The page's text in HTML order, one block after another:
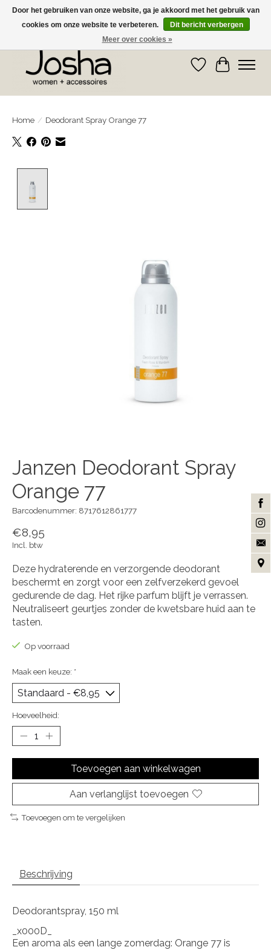
GRATIS OPHALEN IN DE WINKEL EN GRATIS VERZENDING VANAF € 75,00
Verlanglijst
Home / Deodorant Spray Orange 77
Janzen Deodorant Spray
Orange 77
Barcodenummer: 8717612861777
€8,95
Incl. btw
Deze hydraterende en verzorgende deodorant
beschermt en zorgt voor een zelfverzekerd gevoel
gedurende de dag. Het rijke parfum blijft je verrassen.
Neutraliseert geurtjes zonder de kwetsbare huid aan te
tasten.
Op voorraad
Maak een keuze: *
Hoeveelheid:
Toevoegen aan winkelwagen
Aan verlanglijst toevoegen
Toevoegen om te vergelijken
Beschrijving
Deodorantspray, 150 ml
_x000D_
Een aroma als een lange zomerdag: Orange 77 is
Door het gebruiken van onze website, ga je akkoord met het gebruik van
cookies om onze website te verbeteren.
Dit bericht verbergen
Meer over cookies »